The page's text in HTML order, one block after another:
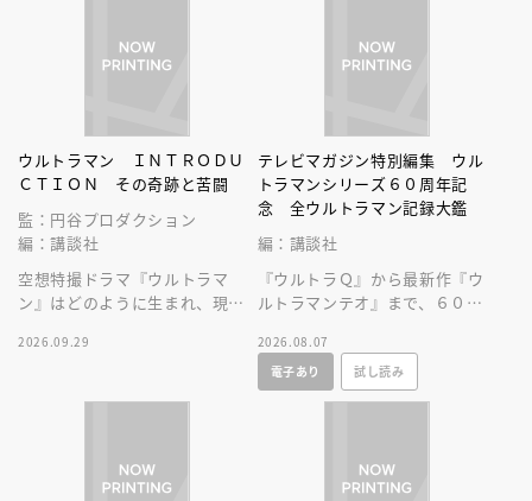
ウルトラマン ＩＮＴＲＯＤＵ
ＣＴＩＯＮ その奇跡と苦闘
監：円谷プロダクション
編：講談社
空想特撮ドラマ『ウルトラマ
ン』はどのように生まれ、現在
となったのかを深堀りする一冊
2026.09.29
テレビマガジン特別編集 ウル
トラマンシリーズ６０周年記
念 全ウルトラマン記録大鑑
編：講談社
『ウルトラＱ』から最新作『ウ
ルトラマンテオ』まで、６０年
サイズなＡ４変型３００ページ
超に大収録！
2026.08.07
電子あり
試し読み